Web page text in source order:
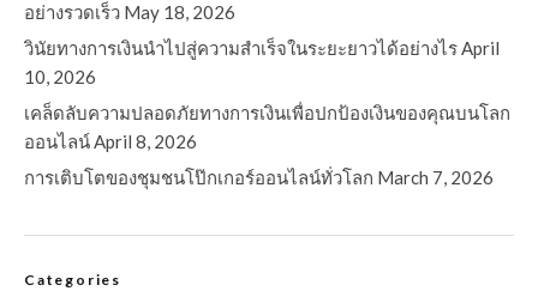
อย่างรวดเร็ว May 18, 2026
วินัยทางการเงินนำไปสู่ความสำเร็จในระยะยาวได้อย่างไรApril
10, 2026
เคล็ดลับความปลอดภัยทางการเงินเพื่อปกป้องเงินของคุณบนโลก
ออนไลน์April 8, 2026
การเติบโตของชุมชนโป๊กเกอร์ออนไลน์ทั่วโลก March 7, 2026
Categories